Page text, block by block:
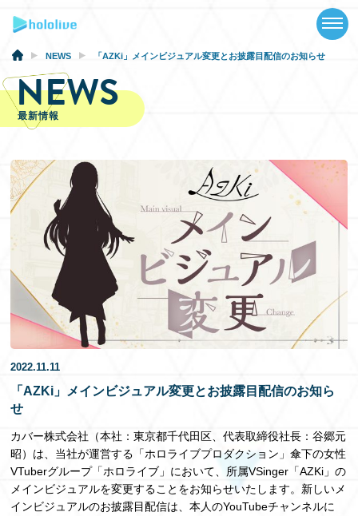
NEWS
EVENTS
VIDEOS
MUSIC
GOODS
SPECIAL
EN
NEWS 「AZKi」メインビジュアル変更とお披露目配信のお知らせ
NEWS
最新情報
2022.11.11
「AZKi」メインビジュアル変更とお披露目配信のお知ら
せ
カバー株式会社（本社：東京都千代田区、代表取締役社長：谷郷元
昭）は、当社が運営する「ホロライブプロダクション」傘下の女性
VTuberグループ「ホロライブ」において、所属VSinger「AZKi」の
メインビジュアルを変更することをお知らせいたします。新しいメ
インビジュアルのお披露目配信は、本人のYouTubeチャンネルに